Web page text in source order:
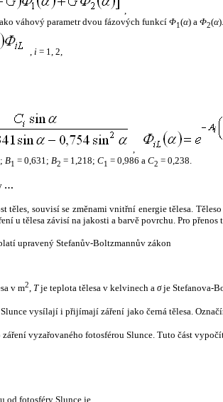
,
váhový parametr dvou fázových funkcí Φ1(α) a Φ2(α
, i = 1, 2,
,
B1 = 0,631; B2 = 1,218; C1 = 0,986 a C2 = 0,238.
…
těles, souvisí se změnami vnitřní energie tělesa.
u tělesa závisí na jakosti a barvě povrchu. Pro
upravený Stefanův-Boltzmannův zákon
v m2, Tje teplota tělesa v kelvinech a σje Stefanova-
vysílají i přijímají záření jako černá tělesa.
záření vyzařovaného fotosférou Slunce. Tuto část
od fotosféry Slunce je